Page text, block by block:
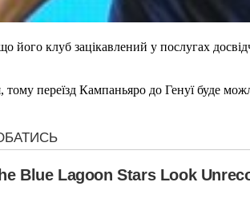
клуб зацікавлений у послугах
переїзд Кампаньяро до Генуї буде